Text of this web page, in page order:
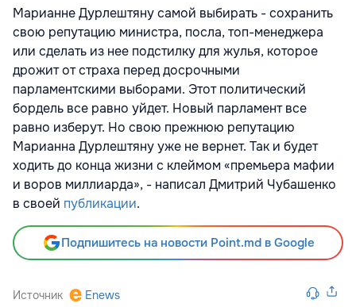
Марианне Дурлештяну самой выбирать - сохранить
свою репутацию министра, посла, топ-менеджера
или сделать из нее подстилку для жулья, которое
дрожит от страха перед досрочными
парламентскими выборами. Этот политический
бордель все равно уйдет. Новый парламент все
равно изберут. Но свою прежнюю репутацию
Марианна Дурлештяну уже не вернет. Так и будет
ходить до конца жизни с клеймом «премьера мафии
и воров миллиарда», - написал Дмитрий Чубашенко
в своей публикации.
Подпишитесь на новости Point.md в Google
Источник Enews